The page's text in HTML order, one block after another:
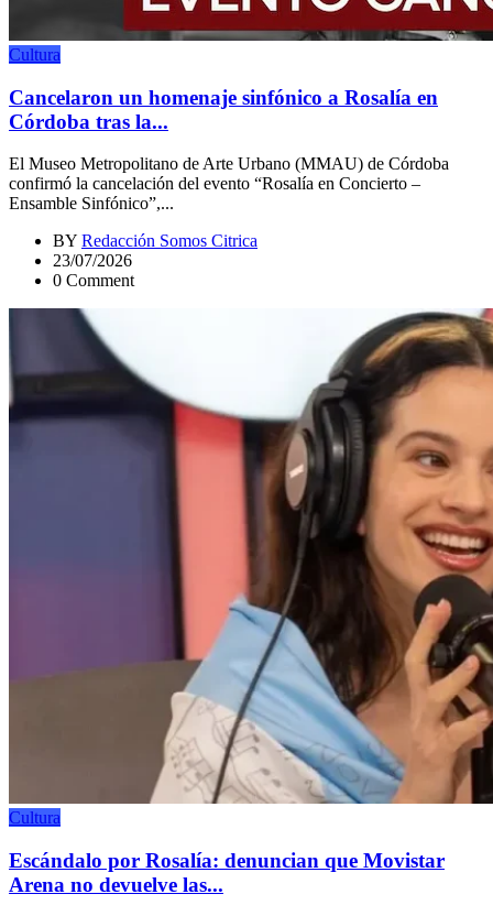
Cultura
Cancelaron un homenaje sinfónico a Rosalía en
Córdoba tras la...
El Museo Metropolitano de Arte Urbano (MMAU) de Córdoba
confirmó la cancelación del evento “Rosalía en Concierto –
Ensamble Sinfónico”,...
BY Redacción Somos Citrica
23/07/2026
0 Comment
Cultura
Escándalo por Rosalía: denuncian que Movistar
Arena no devuelve las...